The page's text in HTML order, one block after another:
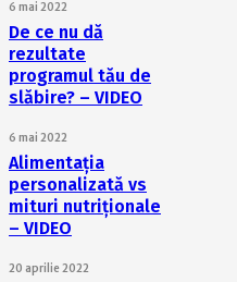
6 mai 2022
De ce nu dă
rezultate
programul tău de
slăbire? – VIDEO
6 mai 2022
Alimentația
personalizată vs
mituri nutriționale
– VIDEO
20 aprilie 2022